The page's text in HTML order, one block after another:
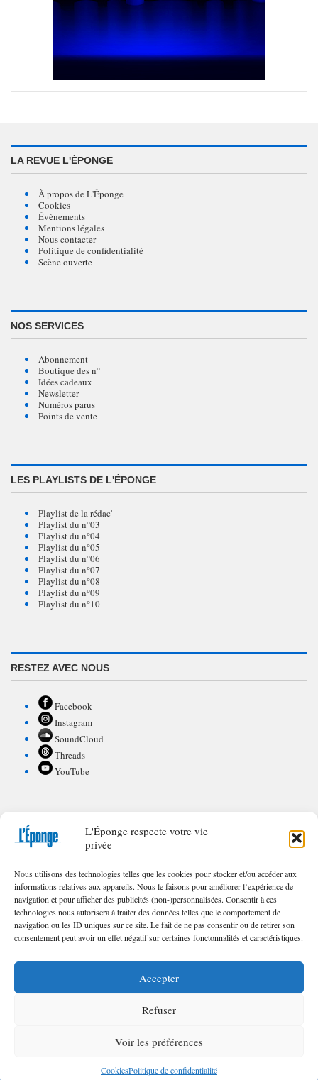
L'Éponge respecte votre vie
privée
Nous utilisons des technologies telles que les cookies pour stocker et/ou accéder aux
informations relatives aux appareils. Nous le faisons pour améliorer l’expérience de
navigation et pour afficher des publicités (non-)personnalisées. Consentir à ces
technologies nous autorisera à traiter des données telles que le comportement de
navigation ou les ID uniques sur ce site. Le fait de ne pas consentir ou de retirer son
consentement peut avoir un effet négatif sur certaines fonctonnalités et caractéristiques.
Accepter
Refuser
Voir les préférences
CookiesPoli­tique de confi­den­tia­lité
LA REVUE L'ÉPONGE
À propos de L'Éponge
Cookies
Évènements
Mentions légales
Nous contacter
Politique de confidentialité
Scène ouverte
NOS SERVICES
Abonnement
Boutique des n°
Idées cadeaux
Newsletter
Numéros parus
Points de vente
LES PLAYLISTS DE L'ÉPONGE
Playlist de la rédac'
Playlist du n°03
Playlist du n°04
Playlist du n°05
Playlist du n°06
Playlist du n°07
Playlist du n°08
Playlist du n°09
Playlist du n°10
RESTEZ AVEC NOUS
Facebook
Instagram
SoundCloud
Threads
YouTube
POUR CONTRIBUER À L'ÉPONGE
Appel à textes/illustrations
FAQ de nos appels